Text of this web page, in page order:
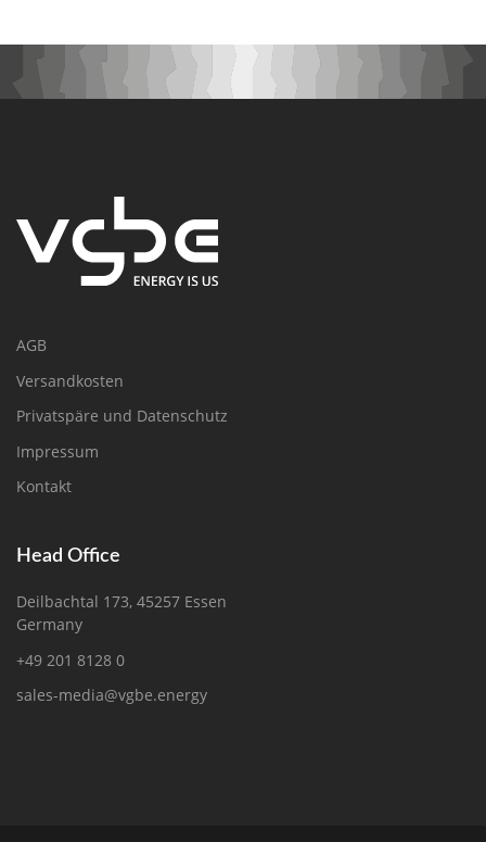
AGB
Versandkosten
Privatspäre und Datenschutz
Impressum
Kontakt
Head Office
Deilbachtal 173, 45257 Essen
Germany
+49 201 8128 0
sales-media@vgbe.energy